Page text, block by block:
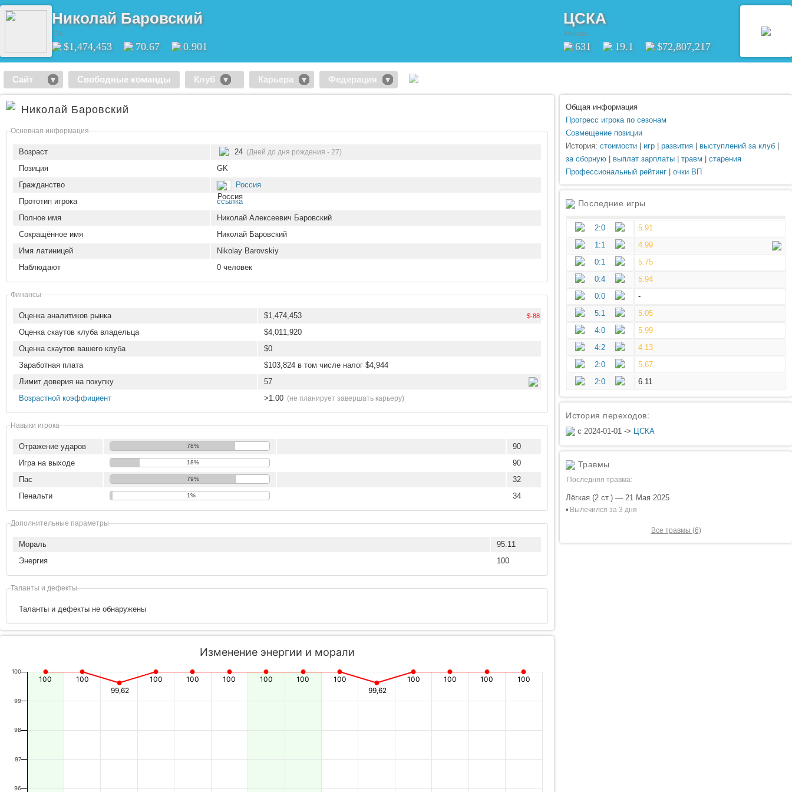
Николай Баровский
GK
$1,474,453 70.67 0.901
ЦСКА
Москва
631 19.1 $72,807,217
Сайт Свободные команды Клуб Карьера Федерация
Николай Баровский
Основная информация
Возраст 24 (Дней до дня рождения - 27)
Позиция
GK
Гражданство
Россия
Прототип игрока
ссылка
Полное имя
Николай Алексеевич Баровский
Сокращённое имя
Николай Баровский
Имя латиницей
Nikolay Barovskiy
Наблюдают
0 человек
Финансы
Оценка аналитиков рынка $1,474,453 $-88
Оценка скаутов клуба владельца
$4,011,920
Оценка скаутов вашего клуба
$0
Заработная плата
$103,824 в том числе налог $4,944
Лимит доверия на покупку
57
Возрастной коэффициент
>1.00 (не планирует завершать карьеру)
Навыки игрока
Отражение ударов 78%
90
Игра на выходе
18%
90
Пас
79%
32
Пенальти
1% 34
Дополнительные параметры
Мораль
95.11
Энергия
100
Таланты и дефекты
Таланты и дефекты не обнаружены
Изменение энергии и морали
100
100
99,62
100 100 100 100 100
100
99,62
100 100 100 100
96
97
98
99
100
Общая информация
Прогресс игрока по сезонам
Совмещение позиции
История: стоимости игр развития выступлений за клуб
за сборную
выплат зарплаты травм
старения
Профессиональный рейтинг
очки ВП
Последние игры
2:0
5.91
1:1
4.99
0:1
5.75
0:4
5.94
0:0
-
5:1
5.05
4:0
5.99
4:2
4.13
2:0
5.67
2:0
6.11
История переходов:
с 2024-01-01 -> ЦСКА
Травмы
Последняя травма:
Лёгкая (2 ст.) — 21 Мая 2025
• Вылечился за 3 дня
Все травмы (6)